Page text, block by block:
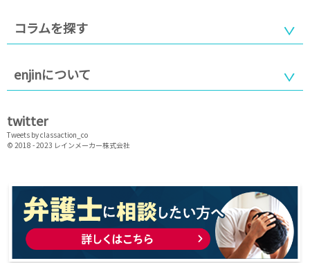
コラムを探す
enjinについて
twitter
Tweets by classaction_co
© 2018 - 2023 レインメーカー株式会社